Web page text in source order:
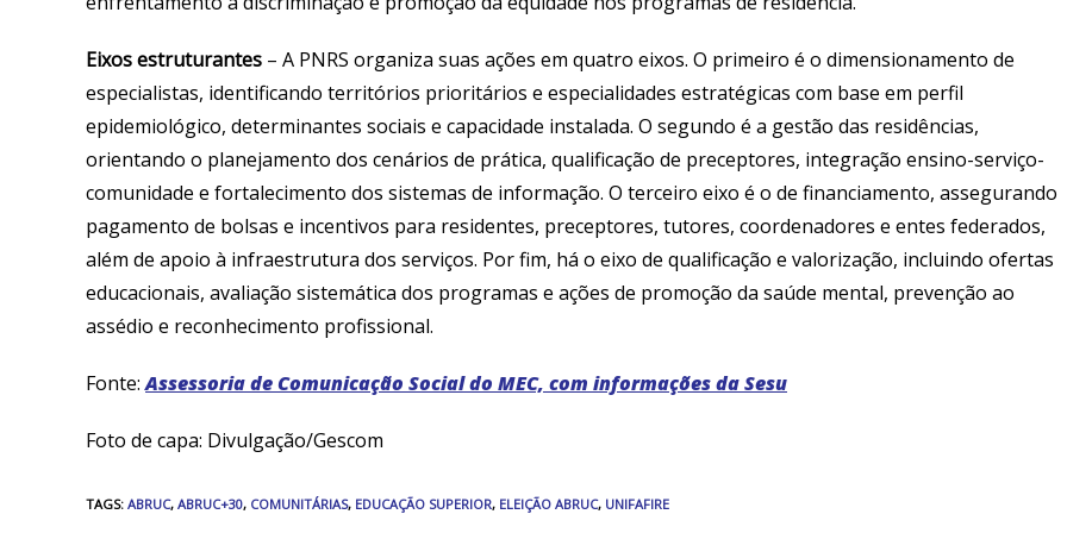
Eixos estruturantes – A PNRS organiza suas ações em quatro eixos. O primeiro é o dimensionamento de
especialistas, identificando territórios prioritários e especialidades estratégicas com base em perfil
epidemiológico, determinantes sociais e capacidade instalada. O segundo é a gestão das residências,
orientando o planejamento dos cenários de prática, qualificação de preceptores, integração ensino-serviço-
comunidade e fortalecimento dos sistemas de informação. O terceiro eixo é o de financiamento, assegurando
pagamento de bolsas e incentivos para residentes, preceptores, tutores, coordenadores e entes federados,
além de apoio à infraestrutura dos serviços. Por fim, há o eixo de qualificação e valorização, incluindo ofertas
educacionais, avaliação sistemática dos programas e ações de promoção da saúde mental, prevenção ao
assédio e reconhecimento profissional.
Fonte:Assessoria de Comunicação Social do MEC, com informações da Sesu
Foto de capa: Divulgação/Gescom
TAGS: ABRUC, ABRUC+30, COMUNITÁRIAS, EDUCAÇÃO SUPERIOR, ELEIÇÃO ABRUC, UNIFAFIRE